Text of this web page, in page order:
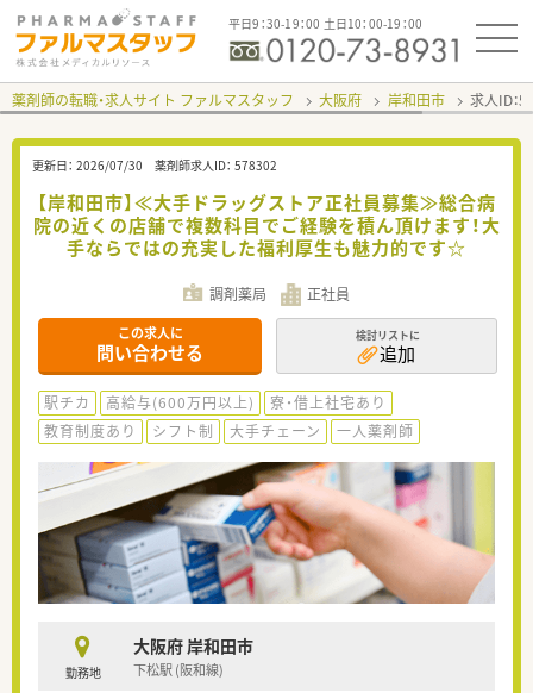
平日9：30-19：00 土日10：00-19：00
薬剤師の転職・求人サイト ファルマスタッフ 大阪府 岸和田市 求人ID：
更新日： 2026/07/30 薬剤師求人ID： 578302
【岸和田市】≪大手ドラッグストア正社員募集≫総合病
院の近くの店舗で複数科目でご経験を積ん頂けます！大
手ならではの充実した福利厚生も魅力的です☆
調剤薬局 正社員
この求人に
問い合わせる
検討リストに
追加
駅チカ 高給与(600万円以上)
寮・借上社宅あり
教育制度あり
シフト制 大手チェーン 一人薬剤師
勤務地
大阪府 岸和田市
下松駅 (阪和線)